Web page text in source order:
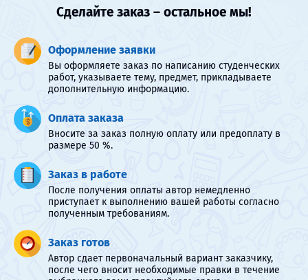
Сделайте заказ – остальное мы!
Оформление заявки
Вы оформляете заказ по написанию студенческих
работ, указываете тему, предмет, прикладываете
дополнительную информацию.
Оплата заказа
Вносите за заказ полную оплату или предоплату в
размере 50 %.
Заказ в работе
После получения оплаты автор немедленно
приступает к выполнению вашей работы согласно
полученным требованиям.
Заказ готов
Автор сдает первоначальный вариант заказчику,
после чего вносит необходимые правки в течение